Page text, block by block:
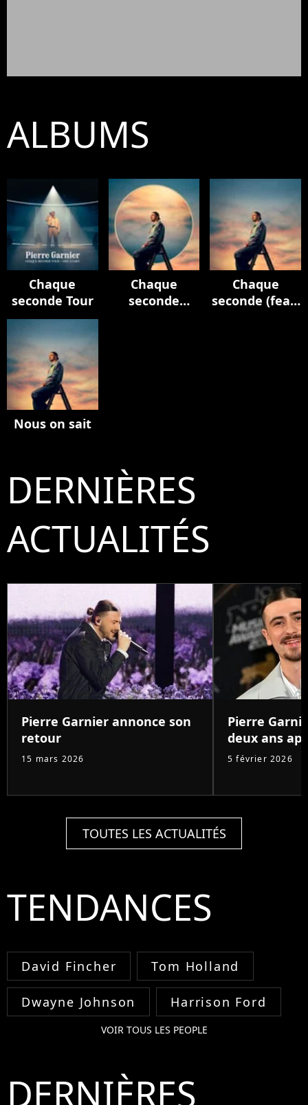
ALBUMS
Chaque
seconde Tour
Chaque
seconde
Chaque
seconde (feat.
Nous on sait
DERNIÈRES
ACTUALITÉS
Pierre Garnier annonce son
retour
15 mars 2026
Pierre
deux ans
5 février 2026
TOUTES LES ACTUALITÉS
TENDANCES
David Fincher Tom Holland
Dwayne Johnson Harrison Ford
VOIR TOUS LES PEOPLE
DERNIÈRES